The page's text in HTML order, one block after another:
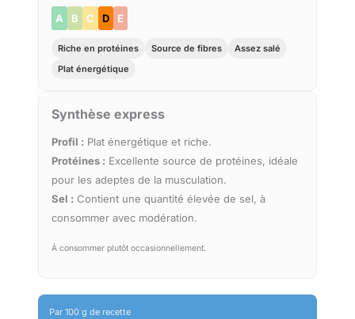
A B C D E
Riche en protéines Source de fibres
Assez salé
Plat énergétique
Synthèse express
Profil : Plat énergétique et riche.
Protéines : Excellente source de protéines, idéale
pour les adeptes de la musculation.
Sel : Contient une quantité élevée de sel, à
consommer avec modération.
À consommer plutôt occasionnellement.
Par 100 g de recette